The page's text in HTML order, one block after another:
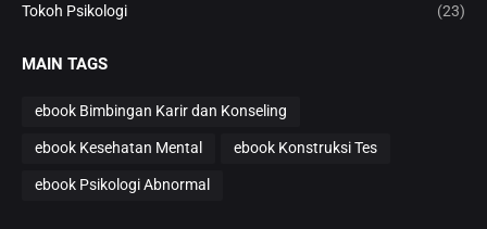
Tokoh Psikologi (23)
MAIN TAGS
ebook Bimbingan Karir dan Konseling
ebook Kesehatan Mental ebook Konstruksi Tes
ebook Psikologi Abnormal